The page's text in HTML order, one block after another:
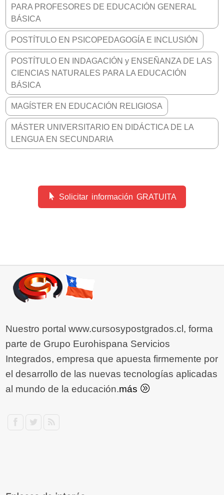
PARA PROFESORES DE EDUCACIÓN GENERAL
BÁSICA
POSTÍTULO EN PSICOPEDAGOGÍA E INCLUSIÓN
POSTÍTULO EN INDAGACIÓN y ENSEÑANZA DE LAS
CIENCIAS NATURALES PARA LA EDUCACIÓN
BÁSICA
MAGÍSTER EN EDUCACIÓN RELIGIOSA
MÁSTER UNIVERSITARIO EN DIDÁCTICA DE LA
LENGUA EN SECUNDARIA
Solicitar información GRATUITA
Nuestro portal www.cursosypostgrados.cl, forma
parte de Grupo Eurohispana Servicios
Integrados, empresa que apuesta firmemente por
el desarrollo de las nuevas tecnologías aplicadas
al mundo de la educación.más